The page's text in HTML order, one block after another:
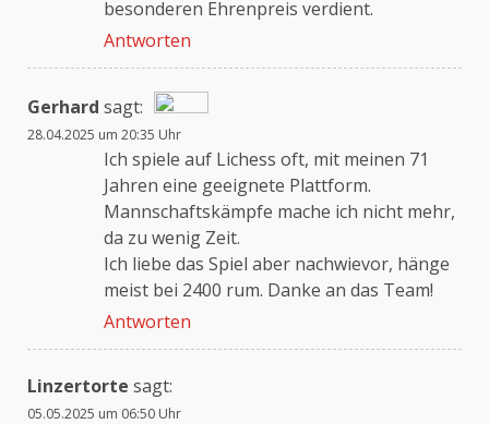
besonderen Ehrenpreis verdient.
Antworten
Gerhard sagt:
Das „Echte-Person“-Abzeichen!
Anti-Spam von CleanTalk
28.04.2025 um 20:35 Uhr
Ich spiele auf Lichess oft, mit meinen 71
Jahren eine geeignete Plattform.
Mannschaftskämpfe mache ich nicht mehr,
da zu wenig Zeit.
Ich liebe das Spiel aber nachwievor, hänge
meist bei 2400 rum. Danke an das Team!
Antworten
Linzertorte sagt:
05.05.2025 um 06:50 Uhr